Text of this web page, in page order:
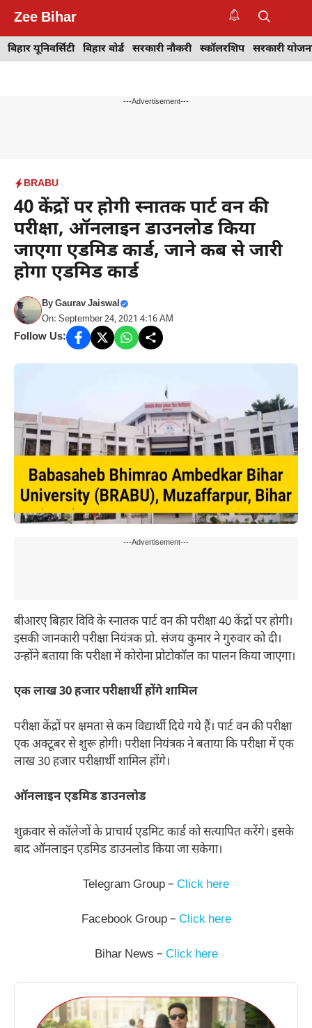
content
Zee Bihar
बिहार यूनिवर्सिटी बिहार बोर्ड सरकारी नौकरी स्कॉलरशिप सरकारी
---Advertisement---
BRABU
40 केंद्रों पर होगी स्नातक पार्ट वन की
परीक्षा, ऑनलाइन डाउनलोड किया
जाएगा एडमिड कार्ड, जाने कब से जारी
होगा एडमिड कार्ड
ByGaurav Jaiswal
On: September 24, 2021 4:16 AM
Follow Us:
---Advertisement---
बीआरए बिहार विवि के स्नातक पार्ट वन की परीक्षा 40 केंद्रों पर होगी।
इसकी जानकारी परीक्षा नियंत्रक प्रो. संजय कुमार ने गुरुवार को दी।
उन्होंने बताया कि परीक्षा में कोरोना प्रोटोकॉल का पालन किया जाएगा।
एक लाख 30 हजार परीक्षार्थी होंगे शामिल
परीक्षा केंद्रों पर क्षमता से कम विद्यार्थी दिये गये हैं। पार्ट वन की परीक्षा
एक अक्टूबर से शुरू होगी। परीक्षा नियंत्रक ने बताया कि परीक्षा में एक
लाख 30 हजार परीक्षार्थी शामिल होंगे।
ऑनलाइन एडमिड डाउनलोड
शुक्रवार से कॉलेजों के प्राचार्य एडमिट कार्ड को सत्यापित करेंगे। इसके
बाद ऑनलाइन एडमिड डाउनलोड किया जा सकेगा।
Telegram Group – Click here
Facebook Group – Click here
Bihar News – Click here